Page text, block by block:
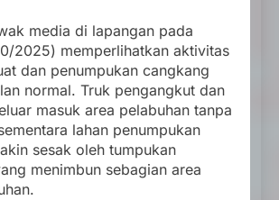
media di lapangan pada
2025) memperlihatkan aktivitas
dan penumpukan cangkang
normal. Truk pengangkut dan
masuk area pelabuhan tanpa
lahan penumpukan
sesak oleh tumpukan
menimbun sebagian area